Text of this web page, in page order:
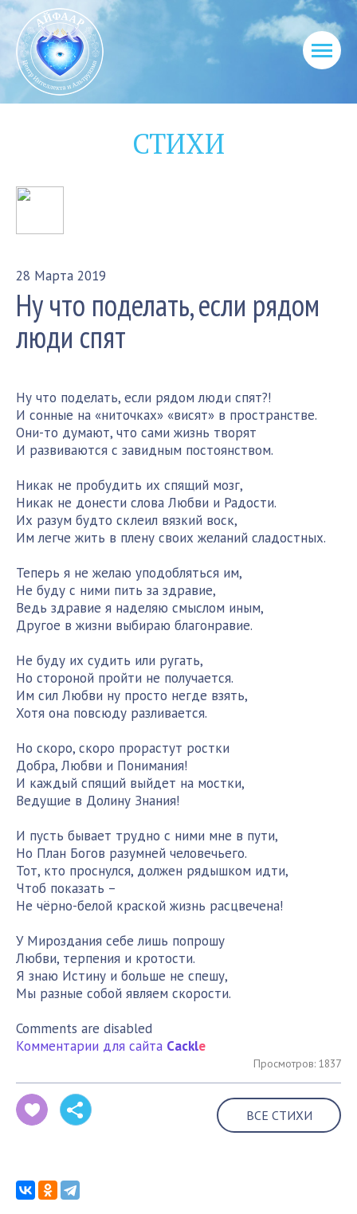
СТИХИ
28 Марта 2019
Ну что поделать, если рядом
люди спят
Ну что поделать, если рядом люди спят?!
И сонные на «ниточках» «висят» в пространстве.
Они-то думают, что сами жизнь творят
И развиваются с завидным постоянством.
Никак не пробудить их спящий мозг,
Никак не донести слова Любви и Радости.
Их разум будто склеил вязкий воск,
Им легче жить в плену своих желаний сладостных.
Теперь я не желаю уподобляться им,
Не буду с ними пить за здравие,
Ведь здравие я наделяю смыслом иным,
Другое в жизни выбираю благонравие.
Не буду их судить или ругать,
Но стороной пройти не получается.
Им сил Любви ну просто негде взять,
Хотя она повсюду разливается.
Но скоро, скоро прорастут ростки
Добра, Любви и Понимания!
И каждый спящий выйдет на мостки,
Ведущие в Долину Знания!
И пусть бывает трудно с ними мне в пути,
Но План Богов разумней человечьего.
Тот, кто проснулся, должен рядышком идти,
Чтоб показать –
Не чёрно-белой краской жизнь расцвечена!
У Мироздания себе лишь попрошу
Любви, терпения и кротости.
Я знаю Истину и больше не спешу,
Мы разные собой являем скорости.
Comments are disabled
Комментарии для сайта Cackle
Просмотров: 1837
ВСЕ СТИХИ